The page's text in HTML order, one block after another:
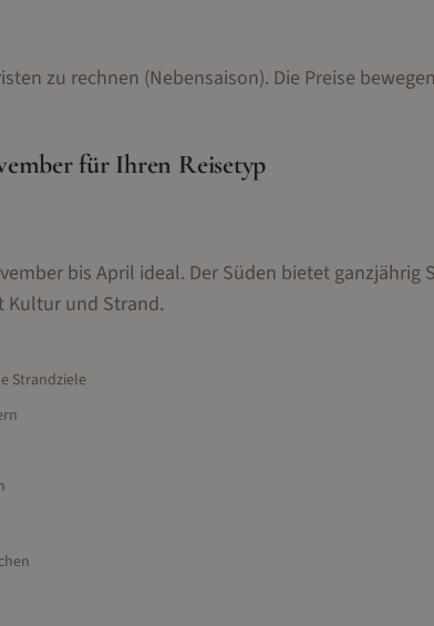
zu rechnen (Nebensaison). Die Preise
für Ihren Reisetyp
bis April ideal. Der Süden bietet
und Strand.
Strandziele